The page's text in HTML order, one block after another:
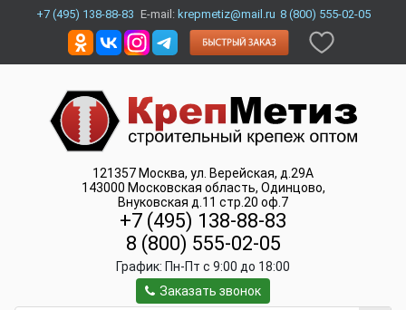
+7 (495) 138-88-83 E-mail: krepmetiz@mail.ru 8 (800) 555-02-05
121357 Москва, ул. Верейская, д.29А
143000 Московская область, Одинцово,
Внуковская д.11 стр.20 оф.7
+7 (495) 138-88-83
8 (800) 555-02-05
График: Пн-Пт c 9:00 до 18:00
Заказать звонок